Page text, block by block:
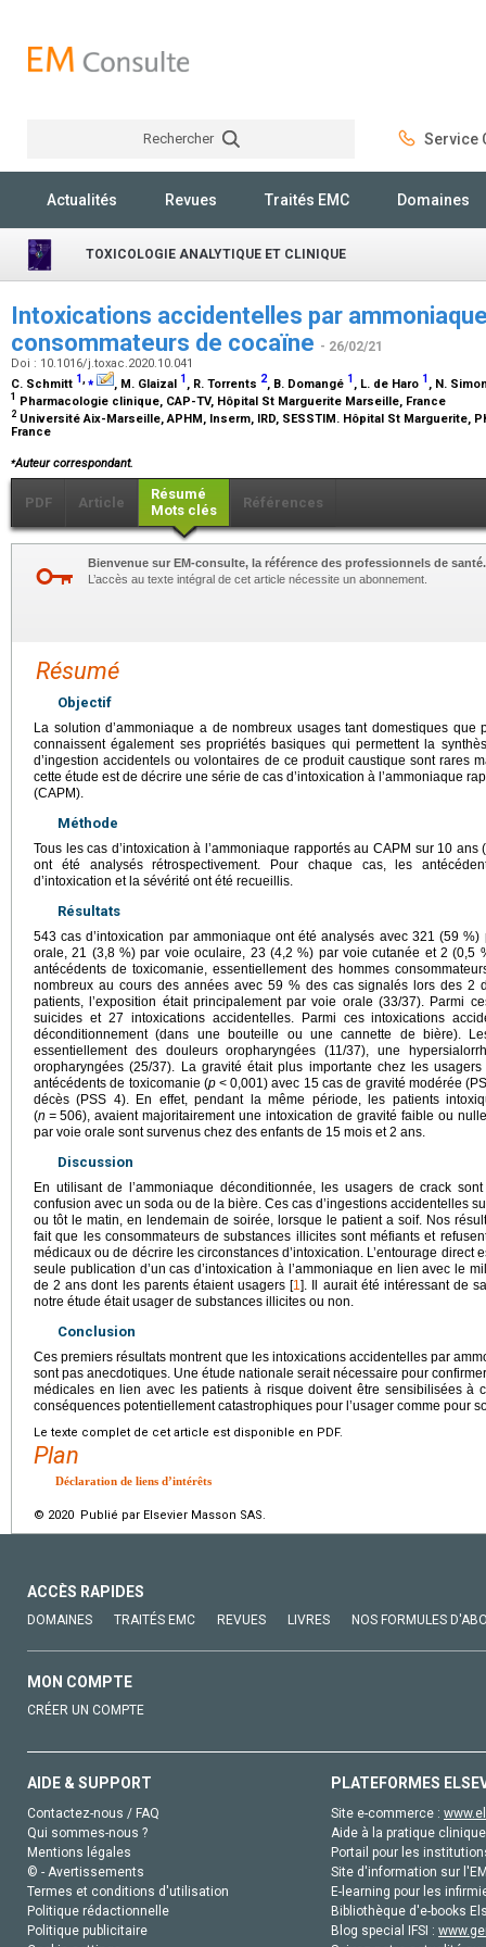
Rechercher Service
Actualités Revues Traités EMC Domaines
TOXICOLOGIE ANALYTIQUE ET CLINIQUE
Intoxications accidentelles par
consommateurs de cocaïne - 26/02/21
Doi : 10.1016/j.toxac.2020.10.041
C. Schmitt 1,⁎ , M. Glaizal 1 , R. Torrents 2, B. Domangé 1 , L. de Haro 1 , N.
1 Pharmacologie clinique, CAP-TV, Hôpital St Marguerite Marseille, France
2 Université Aix-Marseille, APHM, Inserm, IRD, SESSTIM. Hôpital St Marguerite,
France
⁎Auteur correspondant.
PDF Article
Résumé
Mots clés
Références
Bienvenue sur EM-consulte, la référence des professionnels de santé.
L’accès au texte intégral de cet article nécessite un abonnement.
Résumé
Objectif
La solution d’ammoniaque a de nombreux usages tant domestiques
connaissent également ses propriétés basiques qui permettent la
d’ingestion accidentels ou volontaires de ce produit caustique sont rares
cette étude est de décrire une série de cas d’intoxication à l’ammoniaque
(CAPM).
Méthode
Tous les cas d’intoxication à l’ammoniaque rapportés au CAPM sur 10 ans
ont été analysés rétrospectivement. Pour chaque cas, les
d’intoxication et la sévérité ont été recueillis.
Résultats
543 cas d’intoxication par ammoniaque ont été analysés avec 321 (59
orale, 21 (3,8 %) par voie oculaire, 23 (4,2 %) par voie cutanée et 2 (0,5
antécédents de toxicomanie, essentiellement des hommes
nombreux au cours des années avec 59 % des cas signalés lors des 2
patients, l’exposition était principalement par voie orale (33/37). Parmi
suicides et 27 intoxications accidentelles. Parmi ces intoxications
déconditionnement (dans une bouteille ou une cannette de bière).
essentiellement des douleurs oropharyngées (11/37), une
oropharyngées (25/37). La gravité était plus importante chez les
antécédents de toxicomanie (p < 0,001) avec 15 cas de gravité modérée
décès (PSS 4). En effet, pendant la même période, les patients
(n = 506), avaient majoritairement une intoxication de gravité faible ou
par voie orale sont survenus chez des enfants de 15 mois et 2 ans.
Discussion
En utilisant de l’ammoniaque déconditionnée, les usagers de crack
confusion avec un soda ou de la bière. Ces cas d’ingestions accidentelles
ou tôt le matin, en lendemain de soirée, lorsque le patient a soif. Nos
fait que les consommateurs de substances illicites sont méfiants et
médicaux ou de décrire les circonstances d’intoxication. L’entourage direct
seule publication d’un cas d’intoxication à l’ammoniaque en lien avec le
de 2 ans dont les parents étaient usagers [1]. Il aurait été intéressant de
notre étude était usager de substances illicites ou non.
Conclusion
Ces premiers résultats montrent que les intoxications accidentelles par
sont pas anecdotiques. Une étude nationale serait nécessaire pour
médicales en lien avec les patients à risque doivent être sensibilisées à
conséquences potentiellement catastrophiques pour l’usager comme pour
Le texte complet de cet article est disponible en PDF.
Plan
Déclaration de liens d’intérêts
© 2020 Publié par Elsevier Masson SAS.
ACCÈS RAPIDES
DOMAINES TRAITÉS EMC REVUES LIVRES NOS FORMULES
MON COMPTE
CRÉER UN COMPTE
AIDE & SUPPORT
Contactez-nous / FAQ
Qui sommes-nous ?
Mentions légales
© - Avertissements
Termes et conditions d'utilisation
Politique rédactionnelle
Politique publicitaire
PLATEFORMES
Site e-commerce :
Aide à la pratique
Portail pour les
Site d'information sur
E-learning pour les
Bibliothèque d'e-books
Blog special IFSI :